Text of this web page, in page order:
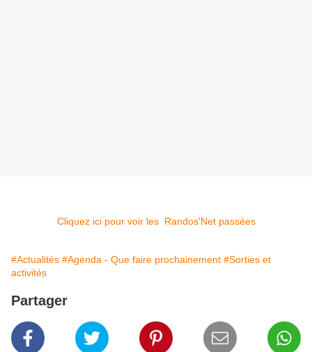
Cliquez ici pour voir les Randos'Net passées
#Actualités #Agenda - Que faire prochainement #Sorties et
activités
Partager